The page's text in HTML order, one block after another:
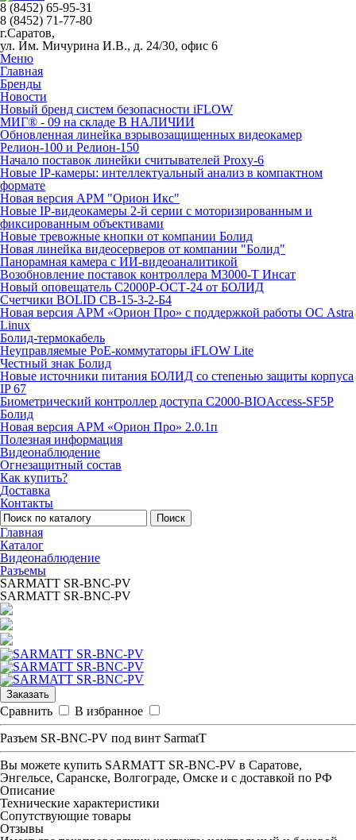
8 (8452) 65-95-31
8 (8452) 71-77-80
г.Саратов,
ул. Им. Мичурина И.В., д. 24/30, офис 6
Меню
Главная
Бренды
Новости
Новый бренд систем безопасности iFLOW
МИГ® - 09 на складе В НАЛИЧИИ
Обновленная линейка взрывозащищенных видеокамер
Релион-100 и Релион-150
Начало поставок линейки считывателей Proxy-6
Новые IP-камеры: интеллектуальный анализ в компактном
формате
Новая версия АРМ "Орион Икс"
Новые IP-видеокамеры 2-й серии с моторизированным и
фиксированным объективами
Новые тревожные кнопки от компании Болид
Новая линейка видеосерверов от компании "Болид"
Панорамная камера с ИИ-видеоаналитикой
Возобновление поставок контроллера М3000-Т Инсат
Новый оповещатель С2000Р-ОСТ-24 от БОЛИД
Счетчики BOLID СВ-15-3-2-Б4
Новая версия АРМ «Орион Про» с поддержкой работы ОС Astra
Linux
Болид-термокабель
Неуправляемые PoE-коммутаторы iFLOW Lite
Честный знак Болид
Новые источники питания БОЛИД со степенью защиты корпуса
IP 67
Биометрический контроллер доступа С2000-BIOAccess-SF5P
Болид
Новая версия АРМ «Орион Про» 2.0.1п
Полезная информация
Видеонаблюдение
Огнезащитный состав
Как купить?
Доставка
Контакты
Поиск
Главная
Каталог
Видеонаблюдение
Разъемы
SARMATT SR-BNC-PV
SARMATT SR-BNC-PV
Заказать
Сравнить
В избранное
Разъем SR-BNC-PV под винт SarmatT
Вы можете купить SARMATT SR-BNC-PV в Саратове,
Энгельсе, Саранске, Волгограде, Омске и с доставкой по РФ
Описание
Технические характеристики
Сопутствующие товары
Отзывы